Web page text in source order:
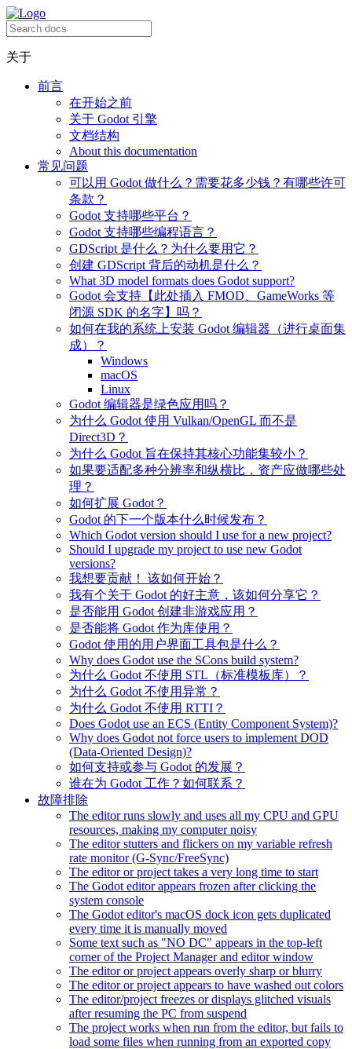
关于
前言
在开始之前
关于 Godot 引擎
文档结构
About this documentation
常见问题
可以用 Godot 做什么？需要花多少钱？有哪些许可
条款？
Godot 支持哪些平台？
Godot 支持哪些编程语言？
GDScript 是什么？为什么要用它？
创建 GDScript 背后的动机是什么？
What 3D model formats does Godot support?
Godot 会支持【此处插入 FMOD、GameWorks 等
闭源 SDK 的名字】吗？
如何在我的系统上安装 Godot 编辑器（进行桌面集
成）？
Windows
macOS
Linux
Godot 编辑器是绿色应用吗？
为什么 Godot 使用 Vulkan/OpenGL 而不是
Direct3D？
为什么 Godot 旨在保持其核心功能集较小？
如果要适配多种分辨率和纵横比，资产应做哪些处
理？
如何扩展 Godot？
Godot 的下一个版本什么时候发布？
Which Godot version should I use for a new project?
Should I upgrade my project to use new Godot
versions?
我想要贡献！ 该如何开始？
我有个关于 Godot 的好主意，该如何分享它？
是否能用 Godot 创建非游戏应用？
是否能将 Godot 作为库使用？
Godot 使用的用户界面工具包是什么？
Why does Godot use the SCons build system?
为什么 Godot 不使用 STL（标准模板库）？
为什么 Godot 不使用异常？
为什么 Godot 不使用 RTTI？
Does Godot use an ECS (Entity Component System)?
Why does Godot not force users to implement DOD
(Data-Oriented Design)?
如何支持或参与 Godot 的发展？
谁在为 Godot 工作？如何联系？
故障排除
The editor runs slowly and uses all my CPU and GPU
resources, making my computer noisy
The editor stutters and flickers on my variable refresh
rate monitor (G-Sync/FreeSync)
The editor or project takes a very long time to start
The Godot editor appears frozen after clicking the
system console
The Godot editor's macOS dock icon gets duplicated
every time it is manually moved
Some text such as "NO DC" appears in the top-left
corner of the Project Manager and editor window
The editor or project appears overly sharp or blurry
The editor or project appears to have washed out colors
The editor/project freezes or displays glitched visuals
after resuming the PC from suspend
The project works when run from the editor, but fails to
load some files when running from an exported copy